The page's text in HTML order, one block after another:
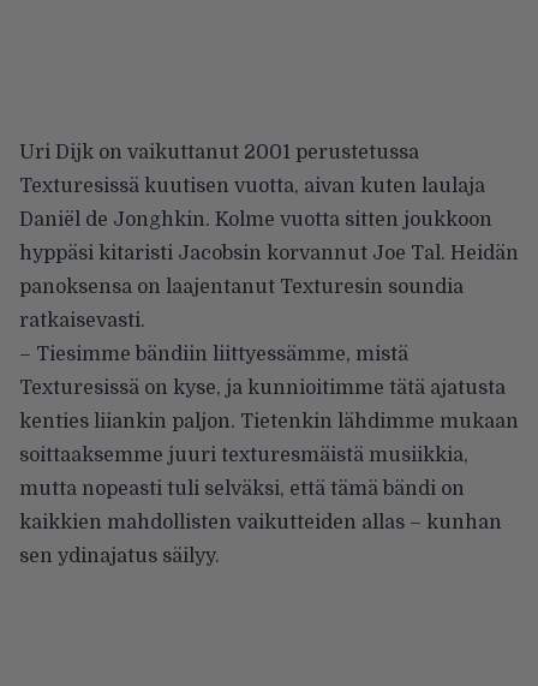
Uri Dijk on vaikuttanut 2001 perustetussa
Texturesissä kuutisen vuotta, aivan kuten laulaja
Daniël de Jonghkin. Kolme vuotta sitten joukkoon
hyppäsi kitaristi Jacobsin korvannut Joe Tal. Heidän
panoksensa on laajentanut Texturesin soundia
ratkaisevasti.
– Tiesimme bändiin liittyessämme, mistä
Texturesissä on kyse, ja kunnioitimme tätä ajatusta
kenties liiankin paljon. Tietenkin lähdimme mukaan
soittaaksemme juuri texturesmäistä musiikkia,
mutta nopeasti tuli selväksi, että tämä bändi on
kaikkien mahdollisten vaikutteiden allas – kunhan
sen ydinajatus säilyy.